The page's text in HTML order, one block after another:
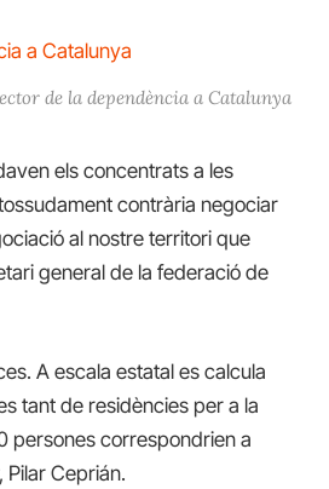
de la dependència a Catalunya
els concentrats a les
contrària negociar
al nostre territori que
general de la federació de
A escala estatal es calcula
tant de residències per a la
persones correspondrien a
Ceprián.